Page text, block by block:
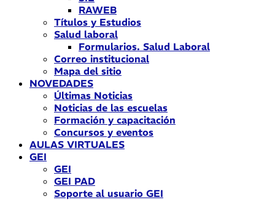
RAWEB
Títulos y Estudios
Salud laboral
Formularios. Salud Laboral
Correo institucional
Mapa del sitio
NOVEDADES
Últimas Noticias
Noticias de las escuelas
Formación y capacitación
Concursos y eventos
AULAS VIRTUALES
GEI
GEI
GEI PAD
Soporte al usuario GEI